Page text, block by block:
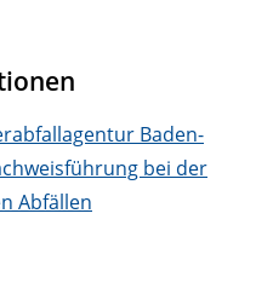
Baden-
bei der
Abfällen